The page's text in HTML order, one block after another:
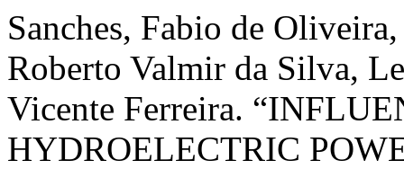
Sanches, Fabio de
Roberto Valmir da Silva,
Vicente Ferreira.
HYDROELECTRIC